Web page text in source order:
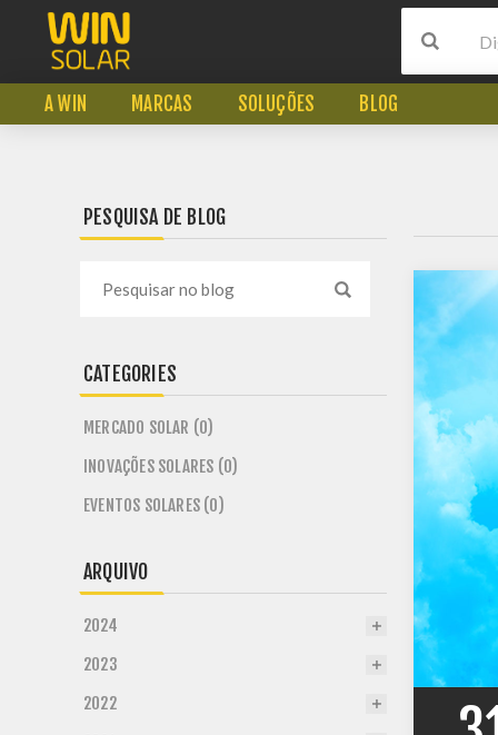
A WIN MARCAS SOLUÇÕES BLOG
PESQUISA DE BLOG
CATEGORIES
MERCADO SOLAR (0)
INOVAÇÕES SOLARES (0)
EVENTOS SOLARES (0)
ARQUIVO
2024
2023
2022